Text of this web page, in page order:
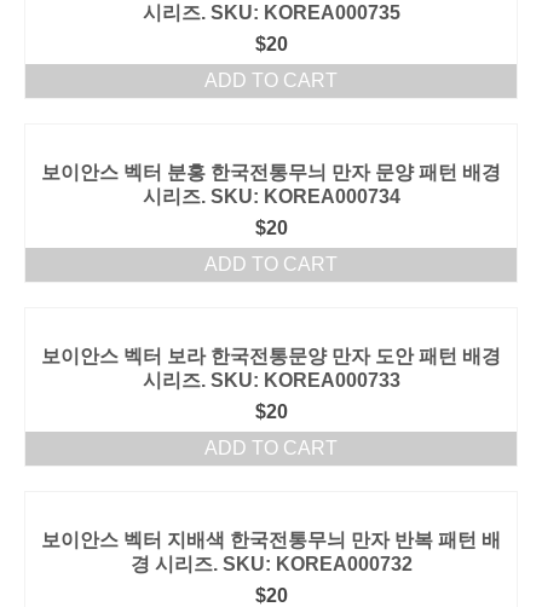
시리즈. SKU: KOREA000735
$20
ADD TO CART
보이안스 벡터 분홍 한국전통무늬 만자 문양 패턴 배경
시리즈. SKU: KOREA000734
$20
ADD TO CART
보이안스 벡터 보라 한국전통문양 만자 도안 패턴 배경
시리즈. SKU: KOREA000733
$20
ADD TO CART
보이안스 벡터 지배색 한국전통무늬 만자 반복 패턴 배
경 시리즈. SKU: KOREA000732
$20